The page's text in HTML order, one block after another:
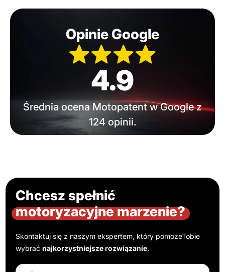
Opinie Google
4.9
Średnia ocena Motopatent w Google z
124 opinii.
Chcesz spełnić
motoryzacyjne marzenie?
Skontaktuj się z naszym ekspertem, który pomożeTobie
wybraćnajkorzystniejsze rozwiązanie.